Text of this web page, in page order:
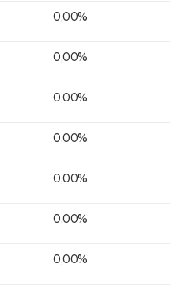
0,00%
0,00%
0,00%
0,00%
0,00%
0,00%
0,00%